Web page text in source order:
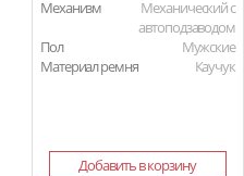
Механизм
Механический с
автоподзаводом
Пол
Мужские
Материал ремня
Каучук
Добавить в корзину